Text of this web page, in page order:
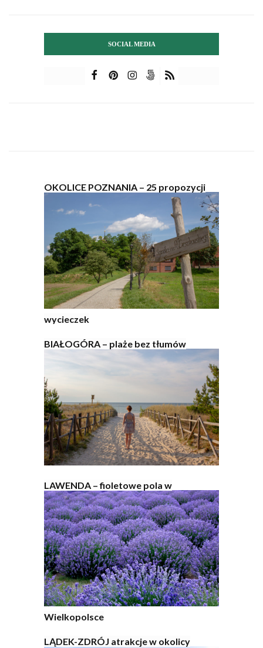
SOCIAL MEDIA
OKOLICE POZNANIA – 25 propozycji
wycieczek
BIAŁOGÓRA – plaże bez tłumów
LAWENDA – fioletowe pola w
Wielkopolsce
LĄDEK-ZDRÓJ atrakcje w okolicy